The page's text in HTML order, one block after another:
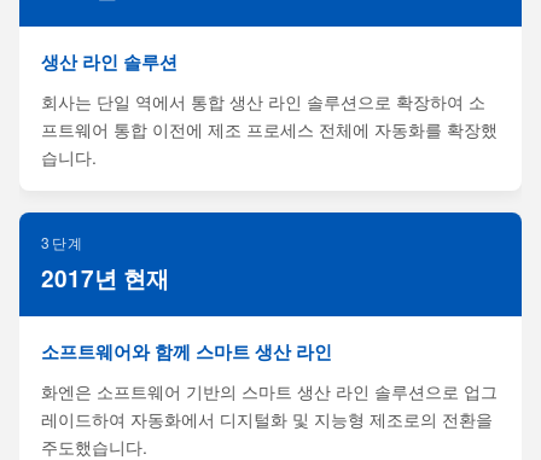
생산 라인 솔루션
회사는 단일 역에서 통합 생산 라인 솔루션으로 확장하여 소
프트웨어 통합 이전에 제조 프로세스 전체에 자동화를 확장했
습니다.
3단계
2017년 현재
소프트웨어와 함께 스마트 생산 라인
화엔은 소프트웨어 기반의 스마트 생산 라인 솔루션으로 업그
레이드하여 자동화에서 디지털화 및 지능형 제조로의 전환을
주도했습니다.